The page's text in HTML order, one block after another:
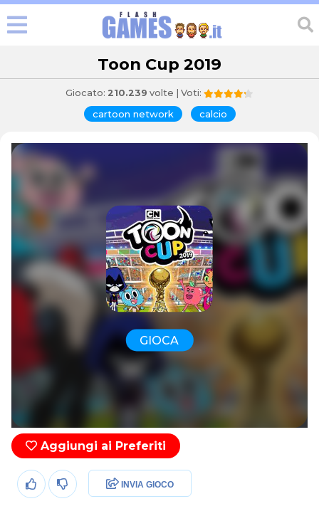
Toon Cup 2019
Giocato: 210.239 volte | Voti:
cartoon network calcio
GIOCA
Aggiungi ai Preferiti
INVIA GIOCO